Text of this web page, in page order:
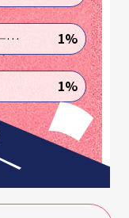
扇梯形透光窗的
組是藝術家與一
片是公開的來
一種方便展示的
冷氣師傅」自稱
圖。 （註2）字
誼滋長，如冷
長制冷33年工
《轉生到異世界成為嘉慶君—發現我的祖先是詐騙集團!?》 1%
1%